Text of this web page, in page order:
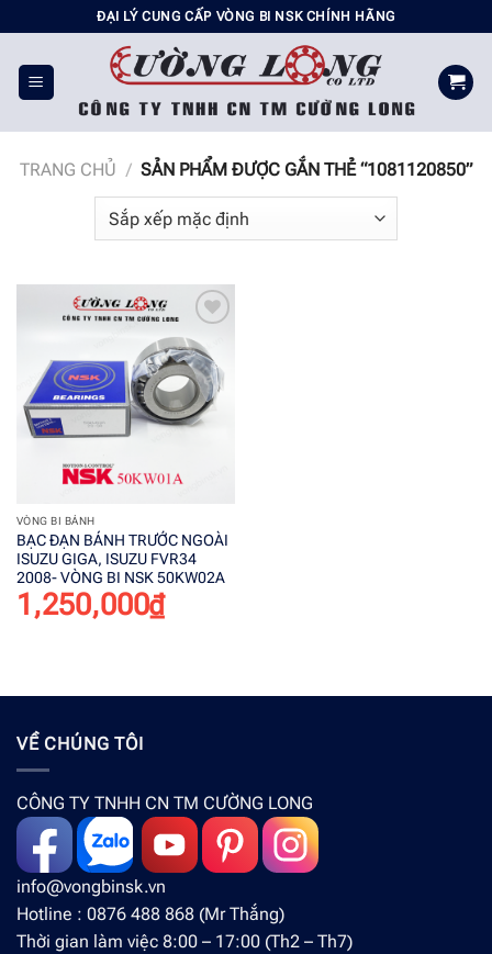
đến
nội
dung
ĐẠI LÝ CUNG CẤP VÒNG BI NSK CHÍNH HÃNG
TRANG CHỦ / SẢN PHẨM ĐƯỢC GẮN THẺ “1081120850”
Add to
wishlist
VÒNG BI BÁNH
BẠC ĐẠN BÁNH TRƯỚC NGOÀI
ISUZU GIGA, ISUZU FVR34
2008- VÒNG BI NSK 50KW02A
1,250,000₫
VỀ CHÚNG TÔI
CÔNG TY TNHH CN TM CƯỜNG LONG
info@vongbinsk.vn
Hotline : 0876 488 868 (Mr Thắng)
Thời gian làm việc 8:00 – 17:00 (Th2 – Th7)